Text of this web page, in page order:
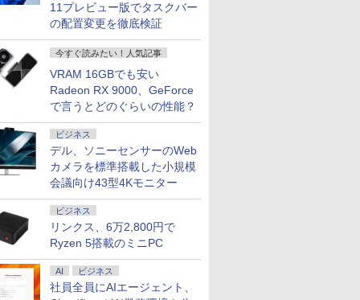
11プレビュー版でタスクバー
の配置変更を徹底検証
今すぐ読みたい！人気記事
VRAM 16GBでも安い
Radeon RX 9000、GeForce
で言うとどのぐらいの性能？
ビジネス
デル、ソニーセンサーのWeb
カメラを標準搭載した小規模
会議向け43型4Kモニター
ビジネス
リンクス、6万2,800円で
Ryzen 5搭載のミニPC
AI ビジネス
社員全員にAIエージェント、